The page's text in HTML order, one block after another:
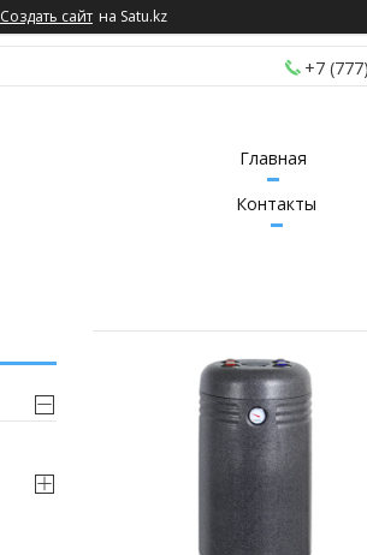
Создать сайт на Satu.kz
+7
Главная
Контакты